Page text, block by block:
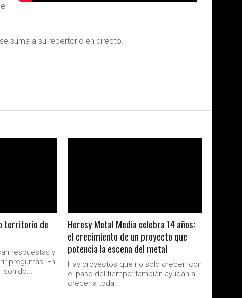
suma a su repertorio en directo.
territorio de
respuestas y
preguntas. En
sonido...
Heresy Metal Media celebra 14 años:
el crecimiento de un proyecto que
potencia la escena del metal
Hay proyectos que no solo crecen con
el paso del tiempo: también ayudan a
crecer a toda...